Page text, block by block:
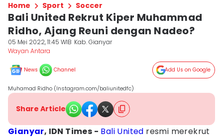
Home Sport Soccer
Bali United Rekrut Kiper Muhammad
Ridho, Ajang Reuni dengan Nadeo?
05 Mei 2022, 11:45 WIB Kab. Gianyar
Wayan Antara
News Channel Add Us on Google
Muhamad Ridho (Instagram.com/baliunitedfc)
Share Article
Gianyar, IDN Times - Bali United resmi merekrut